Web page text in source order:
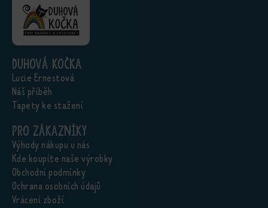
Duhová kočka
Lucie Ernestová
Náš příběh
Tapety ke stažení
Pro zákazníky
Výhody nákupu u nás
Kde koupíte naše výrobky
Obchodní podmínky
Ochrana osobních údajů
Vrácení zboží